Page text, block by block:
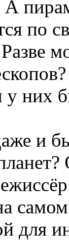
А
по
них
и
для